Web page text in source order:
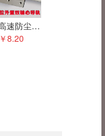
滚轮高速防尘外置双轴心直线导轨铝合金型材锁紧定位限位滑轨滑块
￥8.20